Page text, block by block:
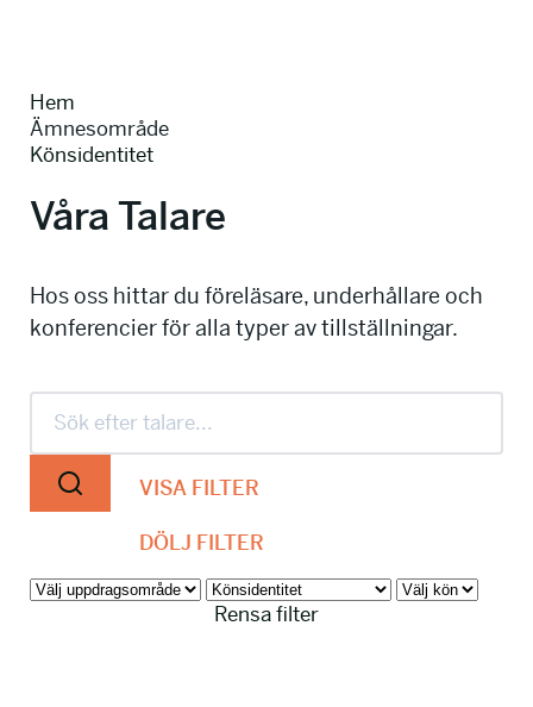
Kontakt
08-38 15 15
info@talkingminds.se
Hem
Ämnesområde
Könsidentitet
Våra Talare
Hos oss hittar du föreläsare, underhållare och
konferencier för alla typer av tillställningar.
VISA FILTER
DÖLJ FILTER
Rensa filter